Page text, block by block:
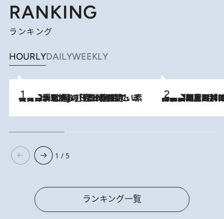
RANKING
ランキング
HOURLYDAILYWEEKLY
3 Hours Ago
【大分・別府】「今一番おいしい食材を調理する」1日2組限定・ミシュラン2ツ星の日本料理店で、素材と四季を愉しむ極上の時間 2026.8.8
「最後に見られてよかった」上野動物園の東園パンダ舎が解体前に特別公開。8月16日まで延長されたパネル展と共に辿る“半世紀”のパンダ飼育《解体工事の図面あり》
1 / 5
ランキング一覧